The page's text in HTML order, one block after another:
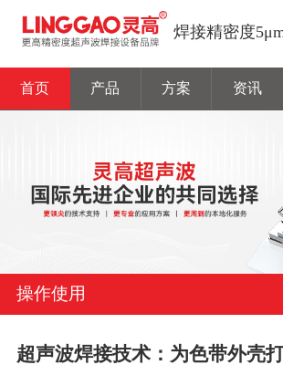
焊接精密度
首页 产品 方案 资讯
操作使用
超声波焊接技术：为色带外壳